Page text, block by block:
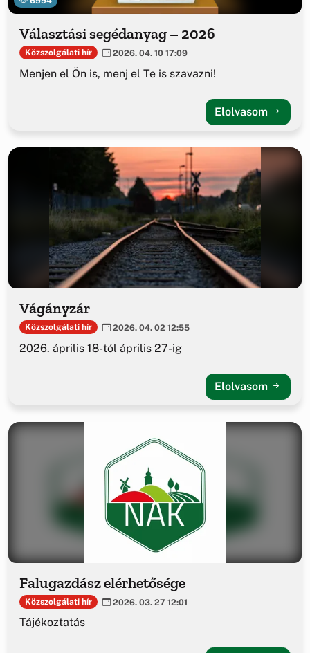
Választási segédanyag – 2026
Közszolgálati hír 2026. 04. 10 17:09
Menjen el Ön is, menj el Te is szavazni!
Elolvasom
Vágányzár
Közszolgálati hír 2026. 04. 02 12:55
2026. április 18-tól április 27-ig
Elolvasom
Falugazdász elérhetősége
Közszolgálati hír 2026. 03. 27 12:01
Tájékoztatás